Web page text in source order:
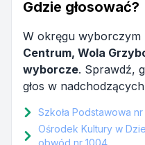
Gdzie głosować?
W okręgu wyborczym
Centrum, Wola
wyborcze. Sprawdź,
głos w
Szkoła Podstawowa
Ośrodek Kultury w
obwód nr 1004